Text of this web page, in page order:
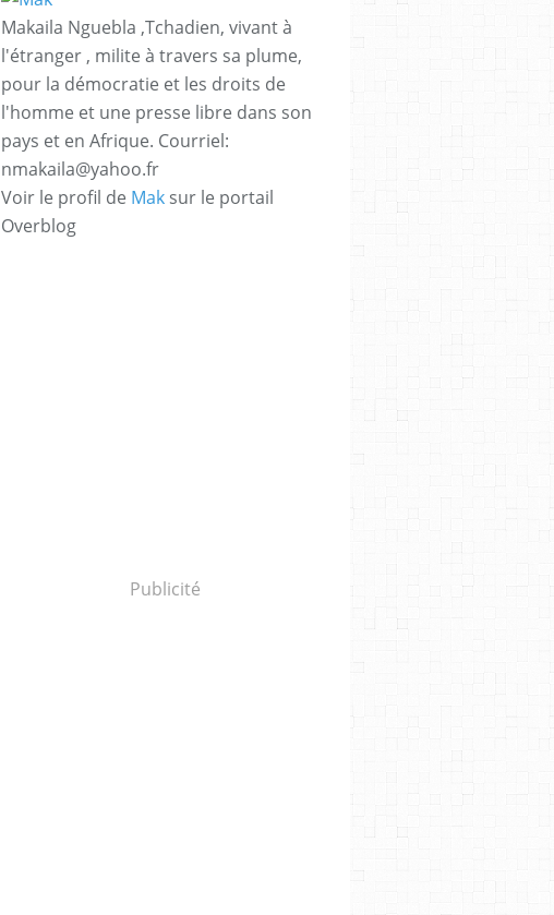
Makaila Nguebla ,Tchadien, vivant à
l'étranger , milite à travers sa plume,
pour la démocratie et les droits de
l'homme et une presse libre dans son
pays et en Afrique. Courriel:
nmakaila@yahoo.fr
Voir le profil de Mak sur le portail
Overblog
Publicité